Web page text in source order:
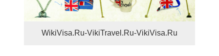
WikiVisa.Ru-VikiTravel.Ru-VikiVisa.Ru